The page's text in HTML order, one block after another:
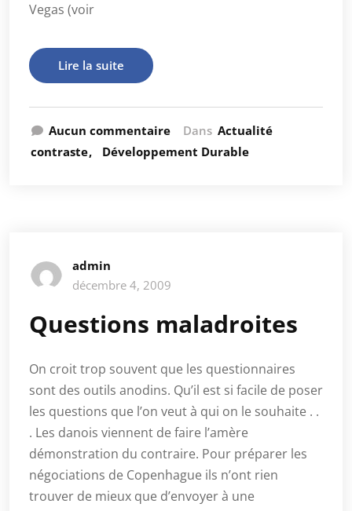
Vegas (voir
Lire la suite
Aucun commentaire Dans Actualité
contraste
Développement Durable
admin
décembre 4, 2009
Questions maladroites
On croit trop souvent que les questionnaires
sont des outils anodins. Qu’il est si facile de poser
les questions que l’on veut à qui on le souhaite . .
. Les danois viennent de faire l’amère
démonstration du contraire. Pour préparer les
négociations de Copenhague ils n’ont rien
trouver de mieux que d’envoyer à une